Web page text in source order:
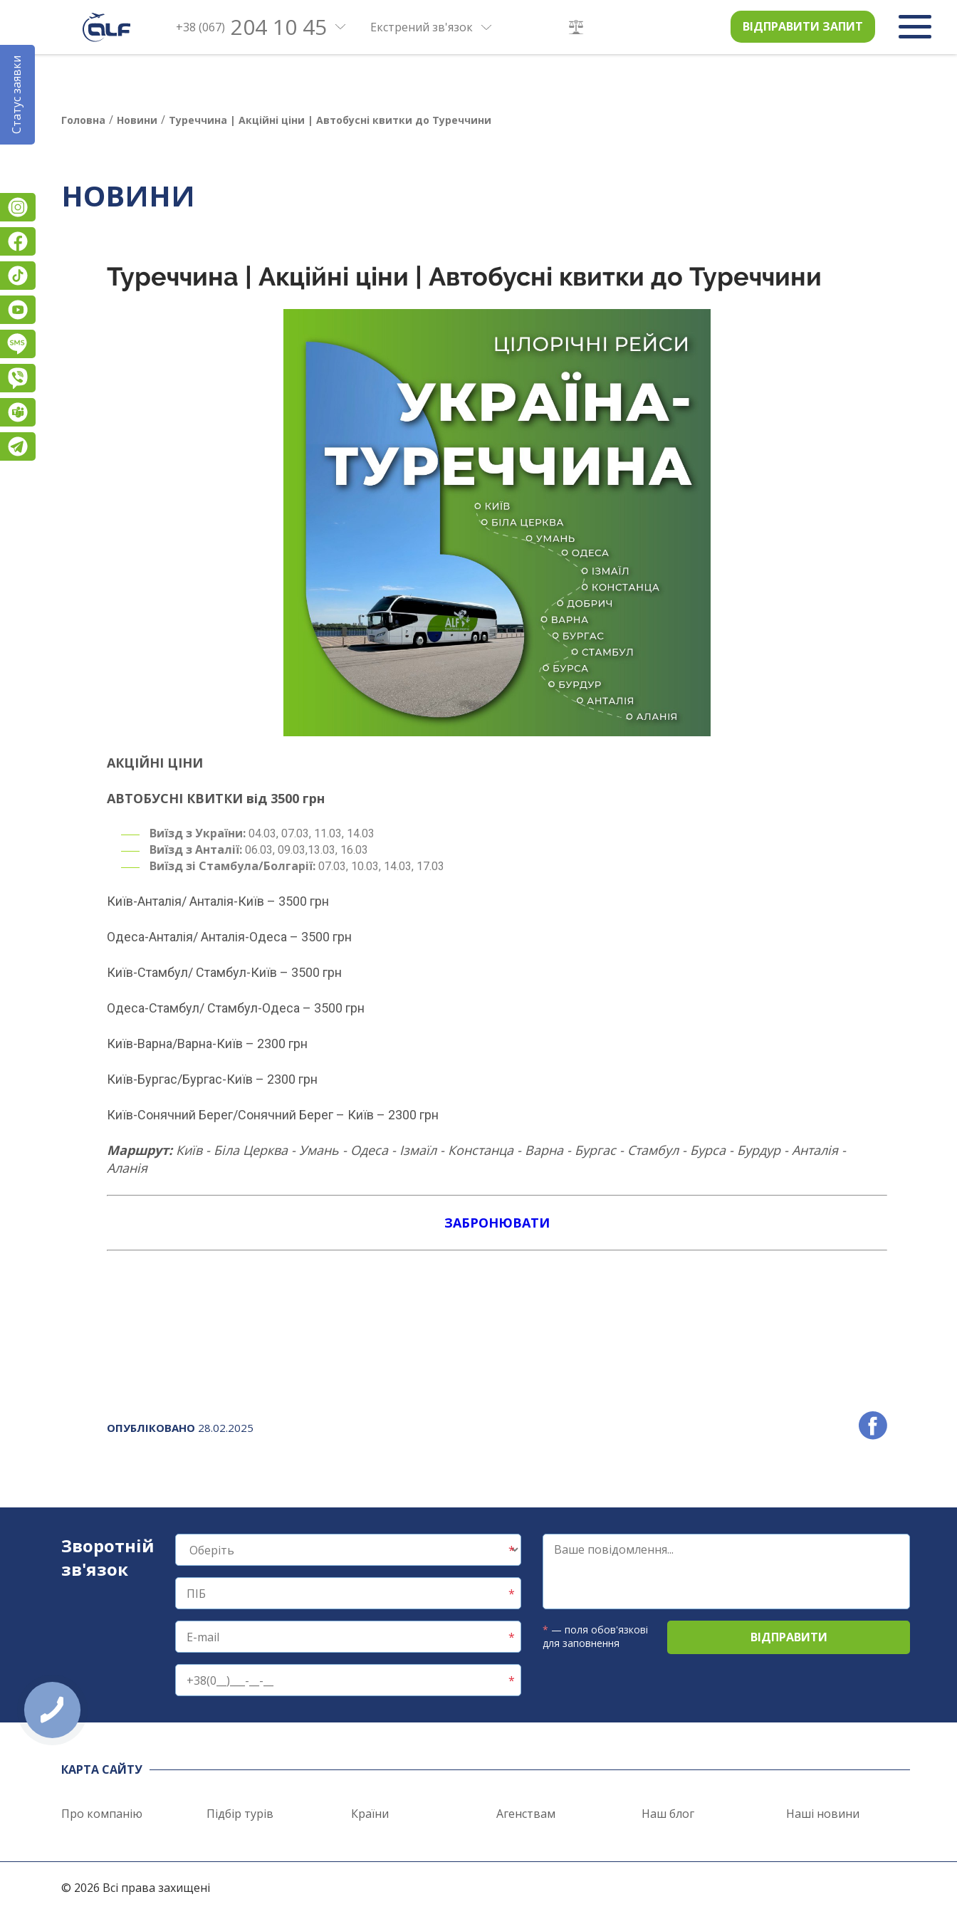
+38 (067) 204 10 45 Екстрений зв'язок ВІДПРАВИТИ ЗАПИТ
Статус заявки
Instagram
Головна / Новини / Туреччина | Акційні ціни | Автобусні квитки до Туреччини
НОВИНИ
Туреччина | Акційні ціни | Автобусні квитки до Туреччини
АКЦІЙНІ ЦІНИ
АВТОБУСНІ КВИТКИ від 3500 грн
Виїзд з України:04.03, 07.03, 11.03, 14.03
Виїзд з Анталії:06.03, 09.03,13.03, 16.03
Виїзд зі Стамбула/Болгарії:07.03, 10.03, 14.03, 17.03
Київ-Анталія/ Анталія-Київ – 3500 грн
Одеса-Анталія/ Анталія-Одеса – 3500 грн
Київ-Стамбул/ Стамбул-Київ – 3500 грн
Одеса-Стамбул/ Стамбул-Одеса – 3500 грн
Київ-Варна/Варна-Київ – 2300 грн
Київ-Бургас/Бургас-Київ – 2300 грн
Київ-Сонячний Берег/Сонячний Берег – Київ – 2300 грн
Маршрут:Київ - Біла Церква - Умань - Одеса - Ізмаїл - Констанца - Варна - Бургас - Стамбул - Бурса - Бурдур - Анталія -
Аланія
ЗАБРОНЮВАТИ
ОПУБЛІКОВАНО 28.02.2025
Зворотній
зв'язок
* — поля обов'язкові
для заповнення
КАРТА САЙТУ
Про компанію Підбір турів Країни Агенствам Наш блог Наші новини
© 2026 Всі права захищені